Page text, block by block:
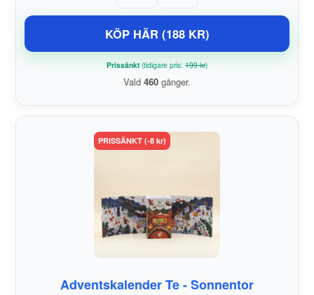
KÖP HÄR (188 KR)
Prissänkt(tidigare pris: 199 kr)
Vald 460 gånger.
PRISSÄNKT (-8 kr)
Adventskalender Te - Sonnentor